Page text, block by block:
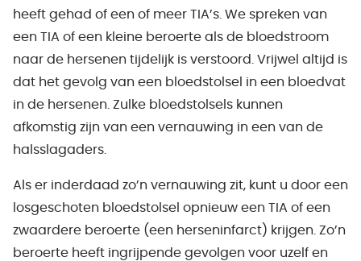
heeft gehad of een of meer TIA’s. We spreken van
een TIA of een kleine beroerte als de bloedstroom
naar de hersenen tijdelijk is verstoord. Vrijwel altijd is
dat het gevolg van een bloedstolsel in een bloedvat
in de hersenen. Zulke bloedstolsels kunnen
afkomstig zijn van een vernauwing in een van de
halsslagaders.
Als er inderdaad zo’n vernauwing zit, kunt u door een
losgeschoten bloedstolsel opnieuw een TIA of een
zwaardere beroerte (een herseninfarct) krijgen. Zo’n
beroerte heeft ingrijpende gevolgen voor uzelf en